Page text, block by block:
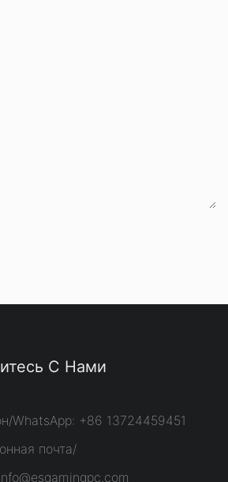
С Нами
WhatsApp: +86 13724459451
почта/